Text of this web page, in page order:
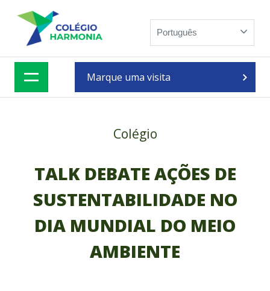
content
Português
Marque uma visita
Colégio
TALK DEBATE AÇÕES DE
SUSTENTABILIDADE NO
DIA MUNDIAL DO MEIO
AMBIENTE